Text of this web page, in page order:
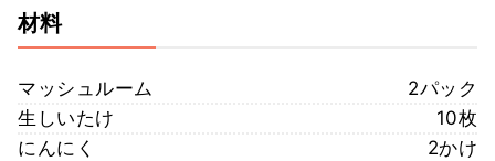
材料
マッシュルーム
2パック
生しいたけ
10枚
にんにく
2かけ